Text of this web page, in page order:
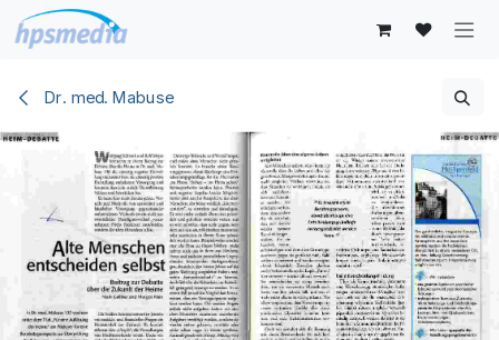
Zum Inhalt springen
Dr. med. Mabuse